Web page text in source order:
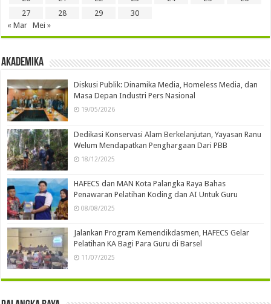
27
28 29
30
« Mar
Mei »
Akademika
Diskusi Publik: Dinamika Media, Homeless Media, dan
Masa Depan Industri Pers Nasional
19/05/2026
Dedikasi Konservasi Alam Berkelanjutan, Yayasan Ranu
Welum Mendapatkan Penghargaan Dari PBB
18/12/2025
HAFECS dan MAN Kota Palangka Raya Bahas
Penawaran Pelatihan Koding dan AI Untuk Guru
08/08/2025
Jalankan Program Kemendikdasmen, HAFECS Gelar
Pelatihan KA Bagi Para Guru di Barsel
11/07/2025